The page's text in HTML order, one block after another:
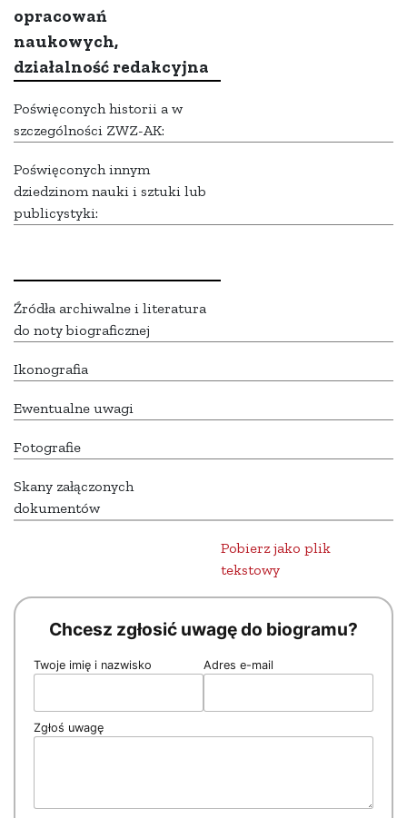
opracowań
naukowych,
działalność redakcyjna
Poświęconych historii a w
szczególności ZWZ-AK:
Poświęconych innym
dziedzinom nauki i sztuki lub
publicystyki:
Źródła archiwalne i literatura
do noty biograficznej
Ikonografia
Ewentualne uwagi
Fotografie
Skany załączonych
dokumentów
Pobierz jako plik
tekstowy
Chcesz zgłosić uwagę do biogramu?
Twoje imię i nazwisko Adres e-mail
Zgłoś uwagę